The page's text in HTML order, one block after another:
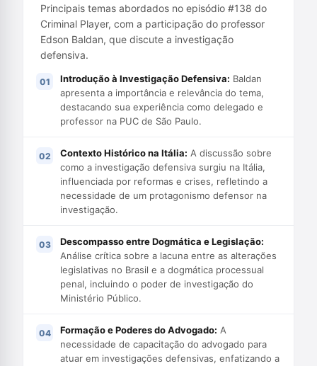
Principais temas abordados no episódio #138 do
Criminal Player, com a participação do professor
Edson Baldan, que discute a investigação
defensiva.
Introdução à Investigação Defensiva: Baldan
apresenta a importância e relevância do tema,
destacando sua experiência como delegado e
professor na PUC de São Paulo.
Contexto Histórico na Itália: A discussão sobre
como a investigação defensiva surgiu na Itália,
influenciada por reformas e crises, refletindo a
necessidade de um protagonismo defensor na
investigação.
Descompasso entre Dogmática e Legislação:
Análise crítica sobre a lacuna entre as alterações
legislativas no Brasil e a dogmática processual
penal, incluindo o poder de investigação do
Ministério Público.
Formação e Poderes do Advogado: A
necessidade de capacitação do advogado para
atuar em investigações defensivas, enfatizando a